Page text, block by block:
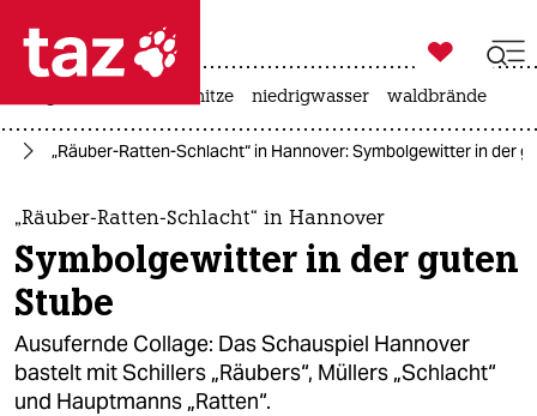
 taz zahl ich
taz zahl ich
themen
politik
öko
gesellschaft

taz zahl ich
hitze niedrigwasser waldbrände
„Räuber-Ratten-Schlacht“ in Hannover: Symbolgewitter in der
„Räuber-Ratten-Schlacht“ in Hannover
Symbolgewitter in der guten
Stube
Ausufernde Collage: Das Schauspiel Hannover
bastelt mit Schillers „Räubers“, Müllers „Schlacht“
und Hauptmanns „Ratten“.